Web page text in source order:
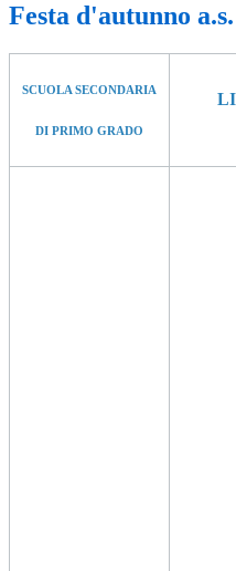
Festa d'autunno
SCUOLA SECONDARIA
DI PRIMO GRADO